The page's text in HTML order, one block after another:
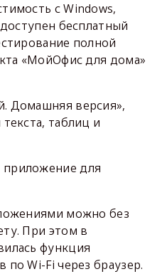
с Windows,
бесплатный
полной
«МойОфис для дома»
Домашняя версия»,
таблиц и
для
можно без
При этом в
функция
Wi-Fi через браузер.